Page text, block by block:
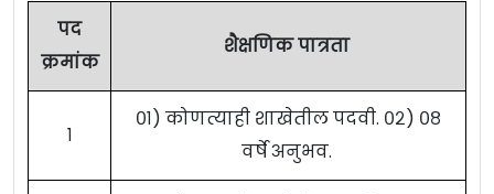
पद
क्रमांक
शैक्षणिक पात्रता
१
०१) कोणत्याही शाखेतील पदवी. ०२) ०८
वर्षे अनुभव.